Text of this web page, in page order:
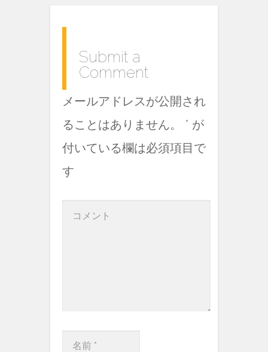
k
Submit a
Comment
メールアドレスが公開され
ることはありません。
* が
付いている欄は必須項目で
す